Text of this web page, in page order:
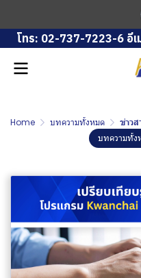
โทร: 02-737-7223-6 อี
Home บทความทั้งหมด
ข่าวส
บทความทั้ง